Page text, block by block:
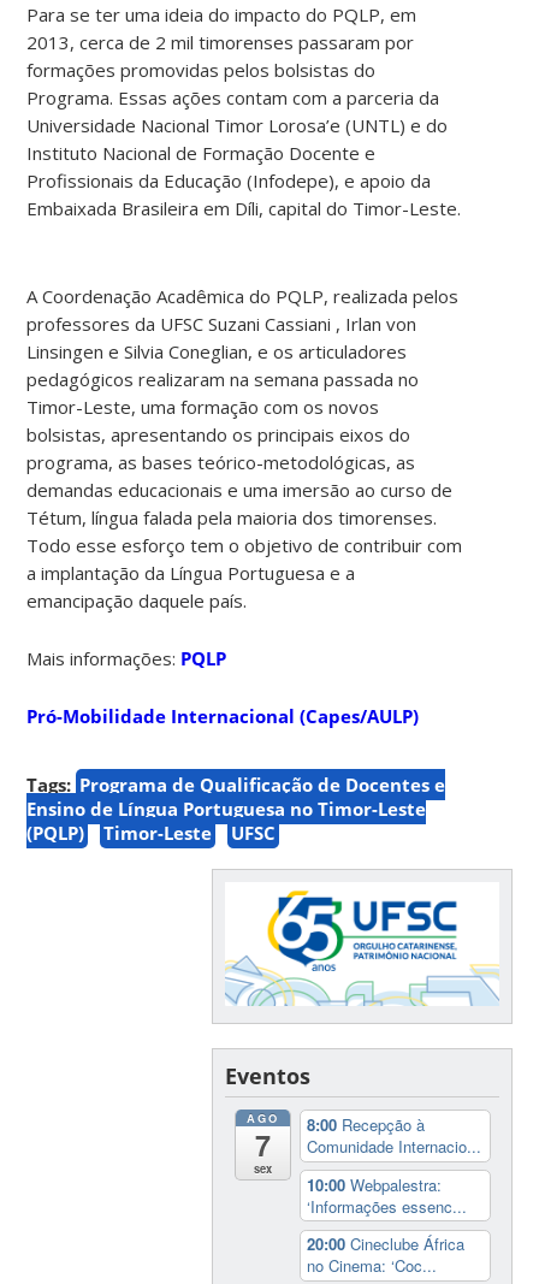
Para se ter uma ideia do impacto do PQLP, em
2013, cerca de 2 mil timorenses passaram por
formações promovidas pelos bolsistas do
Programa. Essas ações contam com a parceria da
Universidade Nacional Timor Lorosa’e (UNTL) e do
Instituto Nacional de Formação Docente e
Profissionais da Educação (Infodepe), e apoio da
Embaixada Brasileira em Díli, capital do Timor-Leste.
A Coordenação Acadêmica do PQLP, realizada pelos
professores da UFSC Suzani Cassiani , Irlan von
Linsingen e Silvia Coneglian, e os articuladores
pedagógicos realizaram na semana passada no
Timor-Leste, uma formação com os novos
bolsistas, apresentando os principais eixos do
programa, as bases teórico-metodológicas, as
demandas educacionais e uma imersão ao curso de
Tétum, língua falada pela maioria dos timorenses.
Todo esse esforço tem o objetivo de contribuir com
a implantação da Língua Portuguesa e a
emancipação daquele país.
Mais informações: PQLP
Pró-Mobilidade Internacional (Capes/AULP)
Tags: Programa de Qualificação de Docentes e
Ensino de Língua Portuguesa no Timor-Leste
(PQLP)
Timor-Leste UFSC
Eventos
AGO
7
sex
8:00 Recepção à
Comunidade Internacio...
10:00Webpalestra:
‘Informações essenc...
20:00Cineclube África
no Cinema: ‘Coc...